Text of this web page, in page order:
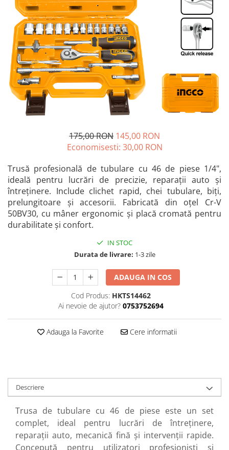
Mașini de șlefuit
Măști de sudură
Nivele cu bulă
Nivelă laser
Picamere
Polizoare unghiulare
Capsatoare
Căni
Drujbă
Accesorii pentru drujbă
Echipamente de protecție
Foarfece tablă
Foarfeci Grădină
Grătare și accesorii
Lampi
Mașină de tocat carne
Mori electrice
Oale și vase de gătit
Pistol pentru vopsit
Pompă, hidrofor
Presostate/Regulatoare de
Prelungitoare
Rindele electrice
Accesorii pentru polizor
Accesorii scule electrice
Compresoare aer
Fierastrau sabie
Fierăstrău circular
Flexuri
175,00 RON 145,00 RON
Economisesti: 30,00 RON
Trusă profesională de tubulare cu 46 de piese 1/4",
ideală pentru lucrări de precizie, reparații auto și
întreținere. Include clichet rapid, chei tubulare, biți,
prelungitoare și accesorii. Fabricată din oțel Cr-V
50BV30, cu mâner ergonomic și placă cromată pentru
durabilitate și confort.
IN STOC
Durata de livrare: 1-3 zile
ADAUGA IN COS
Cod Produs: HKTS14462
Ai nevoie de ajutor? 0753752694
Adauga la Favorite Cere informatii
Descriere
Trusa de tubulare cu 46 de piese este un set
complet, ideal pentru lucrări de întreținere,
reparații auto, mecanică fină și intervenții rapide.
Concepută pentru utilizatori profesioniști și